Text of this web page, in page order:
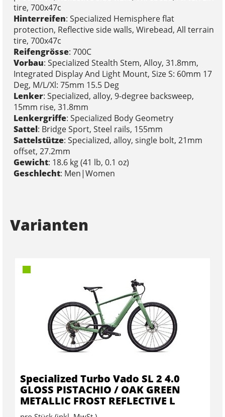
tire, 700x47c
Hinterreifen: Specialized Hemisphere flat
protection, Reflective side walls, Wirebead, All terrain
tire, 700x47c
Reifengrösse: 700C
Vorbau: Specialized Stealth Stem, Alloy, 31.8mm,
Integrated Display And Light Mount, Size S: 60mm 17
Deg, M/L/Xl: 75mm 15.5 Deg
Lenker: Specialized, alloy, 9-degree backsweep,
15mm rise, 31.8mm
Lenkergriffe: Specialized Body Geometry
Sattel: Bridge Sport, Steel rails, 155mm
Sattelstütze: Specialized, alloy, single bolt, 21mm
offset, 27.2mm
Gewicht: 18.6 kg (41 lb, 0.1 oz)
Geschlecht: Men|Women
Varianten
Specialized Turbo Vado SL 2 4.0
GLOSS PISTACHIO / OAK GREEN
METALLIC FROST REFLECTIVE L